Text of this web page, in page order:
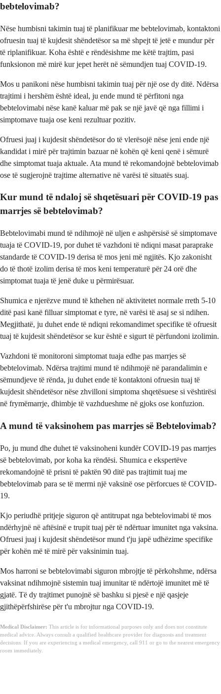
bebtelovimab?
Nëse humbisni takimin tuaj të planifikuar me bebtelovimab, kontaktoni
ofruesin tuaj të kujdesit shëndetësor sa më shpejt të jetë e mundur për
të riplanifikuar. Koha është e rëndësishme me këtë trajtim, pasi
funksionon më mirë kur jepet herët në sëmundjen tuaj COVID-19.
Mos u panikoni nëse humbisni takimin tuaj për një ose dy ditë. Ndërsa
trajtimi i hershëm është ideal, ju ende mund të përfitoni nga
bebtelovimabi nëse kanë kaluar më pak se një javë që nga fillimi i
simptomave tuaja ose keni rezultuar pozitiv.
Ofruesi juaj i kujdesit shëndetësor do të vlerësojë nëse jeni ende një
kandidat i mirë për trajtimin bazuar në kohën që keni qenë i sëmurë
dhe simptomat tuaja aktuale. Ata mund të rekomandojnë bebtelovimab
ose të sugjerojnë trajtime alternative në varësi të situatës suaj.
Kur mund të ndaloj së shqetësuari për COVID-19 pas
marrjes së bebtelovimab?
Bebtelovimabi mund të ndihmojë në uljen e ashpërsisë së simptomave
tuaja të COVID-19, por duhet të vazhdoni të ndiqni masat paraprake
standarde të COVID-19 derisa të mos jeni më ngjitës. Kjo zakonisht
do të thotë izolim derisa të mos keni temperaturë për 24 orë dhe
simptomat tuaja të jenë duke u përmirësuar.
Shumica e njerëzve mund të kthehen në aktivitetet normale rreth 5-10
ditë pasi kanë filluar simptomat e tyre, në varësi të asaj se si ndihen.
Megjithatë, ju duhet ende të ndiqni rekomandimet specifike të ofruesit
tuaj të kujdesit shëndetësor se kur është e sigurt të përfundoni izolimin.
Vazhdoni të monitoroni simptomat tuaja edhe pas marrjes së
bebtelovimab. Ndërsa trajtimi mund të ndihmojë në parandalimin e
sëmundjeve të rënda, ju duhet ende të kontaktoni ofruesin tuaj të
kujdesit shëndetësor nëse zhvilloni simptoma shqetësuese si vështirësi
në frymëmarrje, dhimbje të vazhdueshme në gjoks ose konfuzion.
A mund të vaksinohem pas marrjes së Bebtelovimab?
Po, ju mund dhe duhet të vaksinoheni kundër COVID-19 pas marrjes
së bebtelovimab, por koha ka rëndësi. Shumica e ekspertëve
rekomandojnë të prisni të paktën 90 ditë pas trajtimit tuaj me
bebtelovimab para se të merrni një vaksinë ose përforcues të COVID-
19.
Kjo periudhë pritjeje siguron që antitrupat nga bebtelovimabi të mos
ndërhyjnë në aftësinë e trupit tuaj për të ndërtuar imunitet nga vaksina.
Ofruesi juaj i kujdesit shëndetësor mund t'ju japë udhëzime specifike
për kohën më të mirë për vaksinimin tuaj.
Mos harroni se bebtelovimabi siguron mbrojtje të përkohshme, ndërsa
vaksinat ndihmojnë sistemin tuaj imunitar të ndërtojë imunitet më të
gjatë. Të dy trajtimet punojnë së bashku si pjesë e një qasjeje
gjithëpërfshirëse për t'u mbrojtur nga COVID-19.
Medical Disclaimer: This article is for informational purposes only and does not constitute
medical advice. Always consult a qualified healthcare provider for diagnosis and treatment
decisions. If you are experiencing a medical emergency, call 911 or go to the nearest emergency
room immediately.